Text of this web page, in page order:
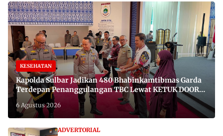
KESEHATAN
Kapolda Sulbar Jadikan 480 Bhabinkamtibmas Garda
Terdepan Penanggulangan TBC Lewat KETUK DOORS
di 650 Desa
6 Agustus 2026
ADVERTORIAL